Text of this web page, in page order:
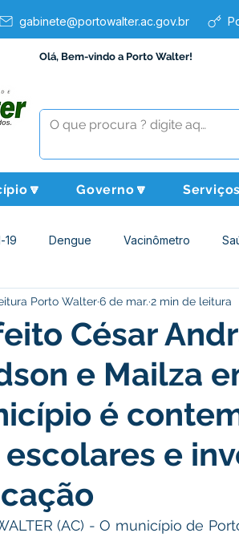
gabinete@portowalter.ac.gov.br
Olá, Bem-vindo a Porto Walter!
Governo🔽
19 Dengue Vacinômetro
Assistência Social
Políticas Públicas Nota de
Eleições
César
e Mailza
é
escolares e
Porto Walter6 de mar. 2 min de leitura
(AC) - O município de